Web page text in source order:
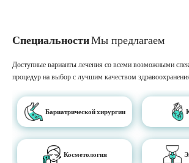
СпециальностиМы предлагаем
Доступные варианты лечения со всеми возможными
процедур на выбор с лучшим качеством
Бариатрической хирургии
Косметология